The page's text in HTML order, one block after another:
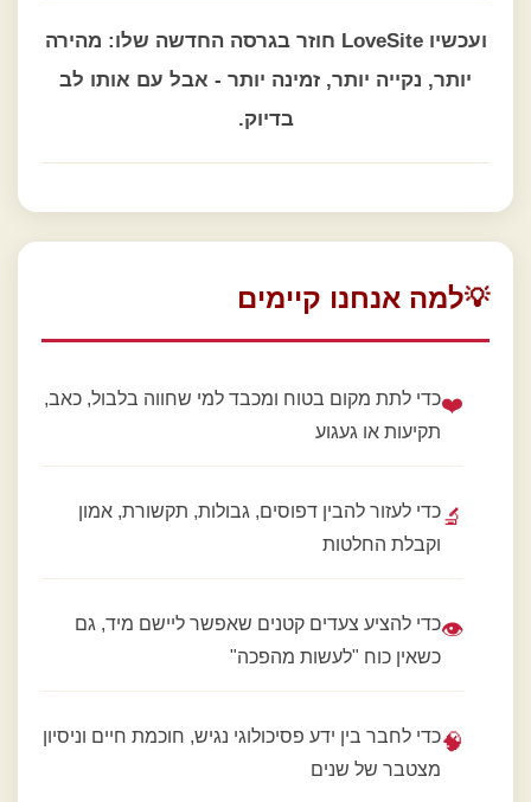
ועכשיו LoveSite חוזר בגרסה החדשה שלו: מהירה
יותר, נקייה יותר, זמינה יותר - אבל עם אותו לב
בדיוק.
💡למה אנחנו קיימים
❤️כדי לתת מקום בטוח ומכבד למי שחווה בלבול, כאב,
תקיעות או געגוע
🔬כדי לעזור להבין דפוסים, גבולות, תקשורת, אמון
וקבלת החלטות
👁️כדי להציע צעדים קטנים שאפשר ליישם מיד, גם
כשאין כוח "לעשות מהפכה"
🧠כדי לחבר בין ידע פסיכולוגי נגיש, חוכמת חיים וניסיון
מצטבר של שנים